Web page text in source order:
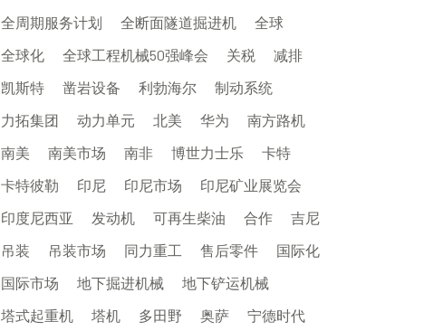
全周期服务计划
全断面隧道掘进机
全球
全球化
全球工程机械50强峰会 关税
减排
凯斯特
凿岩设备 利勃海尔
制动系统
力拓集团
动力单元 北美 华为
南方路机
南美
南美市场 南非 博世力士乐
卡特
卡特彼勒
印尼 印尼市场
印尼矿业展览会
印度尼西亚
发动机 可再生柴油 合作
吉尼
吊装
吊装市场 同力重工 售后零件
国际化
国际市场
地下掘进机械
地下铲运机械
塔式起重机
塔机 多田野 奥萨
宁德时代